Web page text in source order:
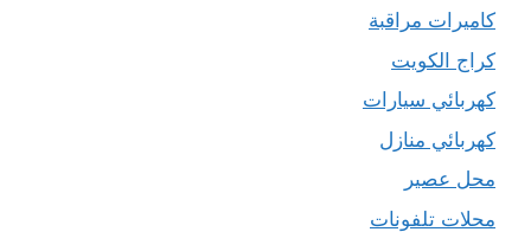
كاميرات مراقبة
كراج الكويت
كهربائي سيارات
كهربائي منازل
محل عصير
محلات تلفونات